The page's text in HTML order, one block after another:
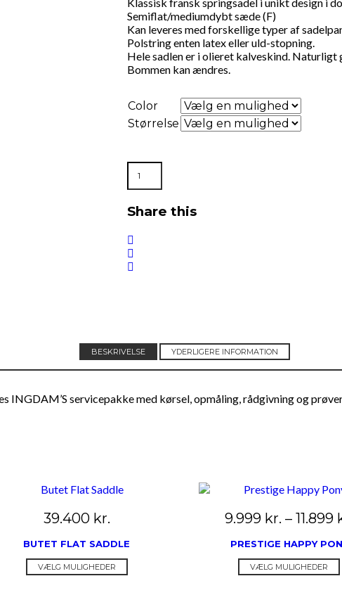
Klassisk fransk springsadel i unikt design i
Semiflat/mediumdybt sæde (F)
Kan leveres med forskellige typer af
Polstring enten latex eller uld-stopning.
Hele sadlen er i olieret kalveskind. Naturligt
Bommen kan ændres.
Color
Størrelse
antal
Share this
BESKRIVELSE YDERLIGERE INFORMATION
INGDAM’S servicepakke med kørsel, opmåling, rådgivning og
39.400 kr.
BUTET FLAT SADDLE
VÆLG MULIGHEDER
vare
9.999 kr. – 11.899
PRESTIGE HAPPY
VÆLG MULIGHEDER